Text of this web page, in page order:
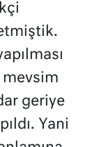
mevsim
geriye
Yani